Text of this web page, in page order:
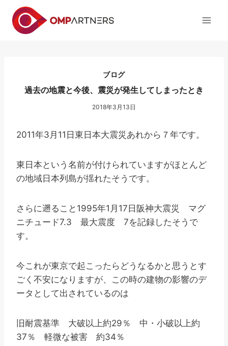
ブログ
過去の地震と今後、震災が発生してしまったとき
2018年3月13日
2011年3月11日東日本大震災あれから７年です。
東日本という名前が付けられていますがほとんど
の地域日本列島が揺れたそうです。
さらに遡ること1995年1月17日阪神大震災 マグ
ニチュード7.3 最大震度 7を記録したそうで
す。
今これが東京で起こったらどうなるかと思うとす
ごく不安になりますが、この時の建物の影響のデ
ータとして出されているのは
旧耐震基準 大破以上約29％ 中・小破以上約
37％ 軽微な被害 約34％